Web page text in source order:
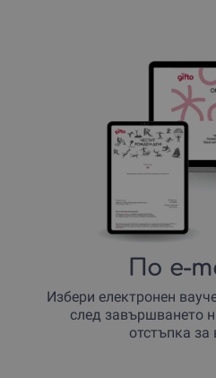
По e-
Избери електронен
след завършването
отстъпка за